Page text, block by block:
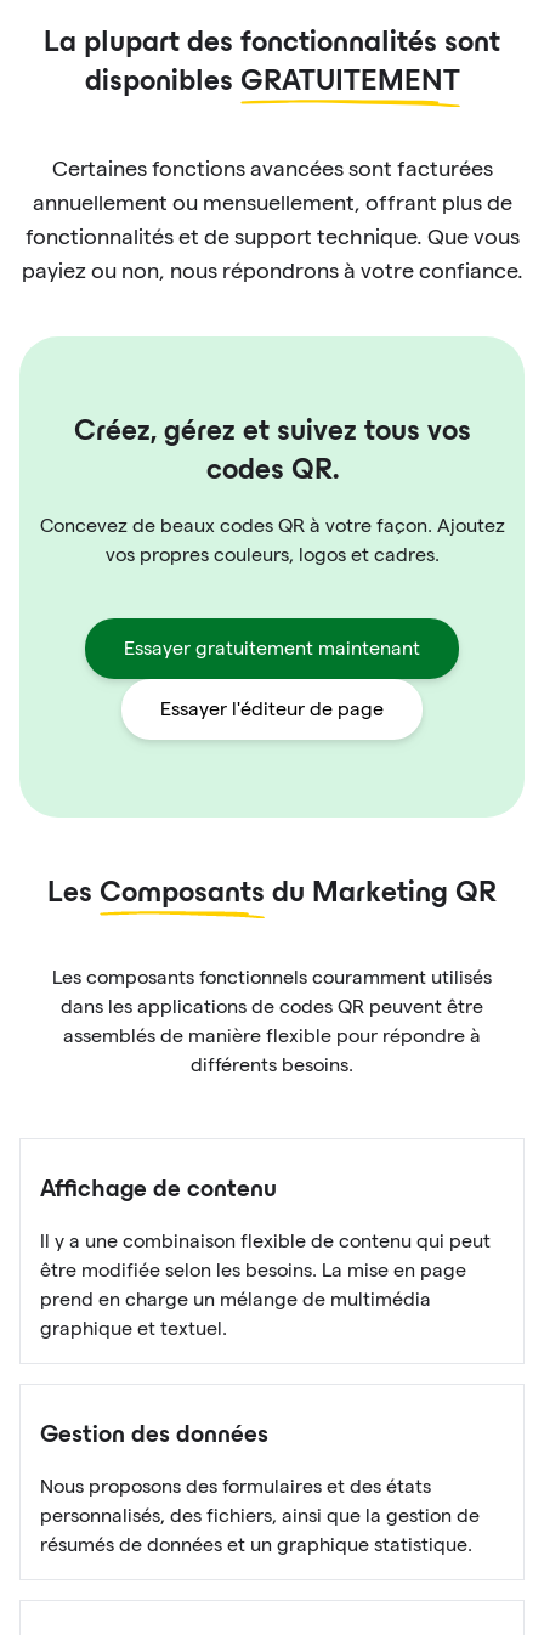
La plupart des fonctionnalités sont
disponibles GRATUITEMENT
Certaines fonctions avancées sont facturées
annuellement ou mensuellement, offrant plus de
fonctionnalités et de support technique. Que vous
payiez ou non, nous répondrons à votre confiance.
Créez, gérez et suivez tous vos
codes QR.
Concevez de beaux codes QR à votre façon. Ajoutez
vos propres couleurs, logos et cadres.
Essayer gratuitement maintenant
Essayer l'éditeur de page
Les Composants du Marketing QR
Les composants fonctionnels couramment utilisés
dans les applications de codes QR peuvent être
assemblés de manière flexible pour répondre à
différents besoins.
Affichage de contenu
Il y a une combinaison flexible de contenu qui peut
être modifiée selon les besoins. La mise en page
prend en charge un mélange de multimédia
graphique et textuel.
Gestion des données
Nous proposons des formulaires et des états
personnalisés, des fichiers, ainsi que la gestion de
résumés de données et un graphique statistique.